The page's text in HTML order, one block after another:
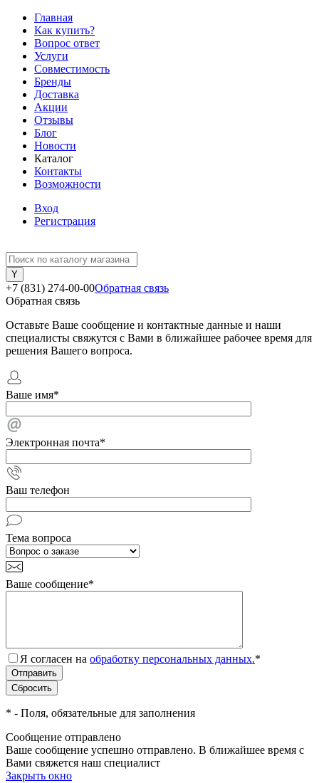
Главная
Как купить?
Вопрос ответ
Услуги
Совместимость
Бренды
Доставка
Акции
Отзывы
Блог
Новости
Каталог
Контакты
Возможности
Вход
Регистрация
+7 (831) 274-00-00Обратная связь
Обратная связь
Оставьте Ваше сообщение и контактные данные и наши
специалисты свяжутся с Вами в ближайшее рабочее время для
решения Вашего вопроса.
Ваше имя*
Электронная почта*
Ваш телефон
Тема вопроса
Ваше сообщение*
Я согласен на обработку персональных данных.*
* - Поля, обязательные для заполнения
Сообщение отправлено
Ваше сообщение успешно отправлено. В ближайшее время с
Вами свяжется наш специалист
Закрыть окно